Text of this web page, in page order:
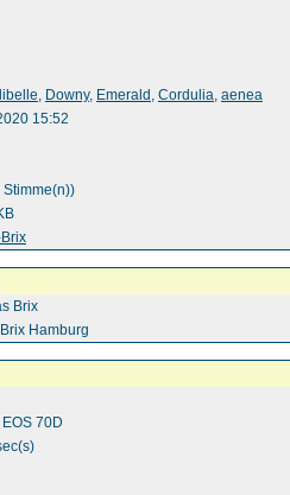
, Downy, Emerald , Cordulia, aenea
15:52
Stimme(n))
Brix
Hamburg
70D